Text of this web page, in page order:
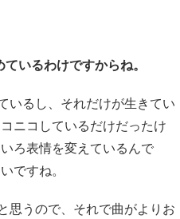
いるわけですからね。
いるし、それだけが生きてい
ニコしているだけだったけ
ろ表情を変えているんで
ですね。
思うので、それで曲がよりお